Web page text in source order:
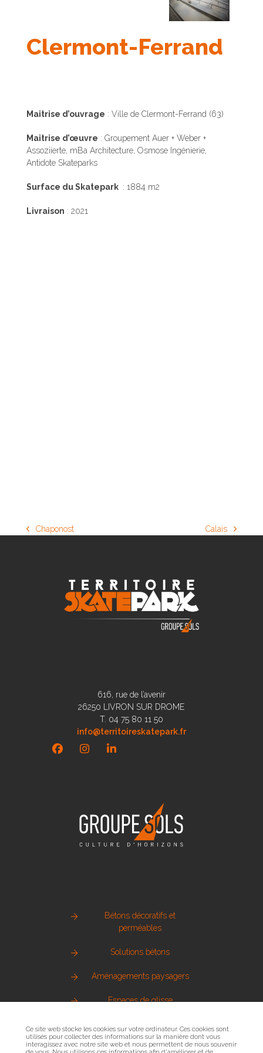
Clermont-Ferrand
Maitrise d’ouvrage : Ville de Clermont-Ferrand (63)
Maitrise d’œuvre : Groupement Auer + Weber +
Assoziierte, mBa Architecture, Osmose Ingénierie,
Antidote Skateparks
Surface du Skatepark : 1884 m2
Livraison : 2021
previous
Chaponost
next
Calais
616, rue de l’avenir
26250 LIVRON SUR DROME
T. 04 75 80 11 50
info@territoireskatepark.fr
FacebookInstagramLinkedIn
Bétons décoratifs et
perméables
Solutions bétons
Aménagements paysagers
Espaces de glisse
Métallerie urbaine
Ce site web stocke les cookies sur votre ordinateur. Ces cookies sont
utilisés pour collecter des informations sur la manière dont vous
interagissez avec notre site web et nous permettent de nous souvenir